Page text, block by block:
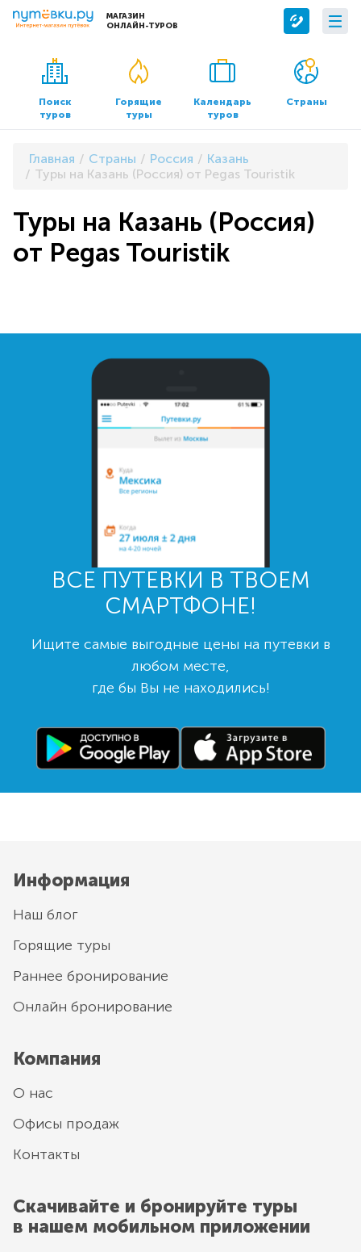
МАГАЗИН
ОНЛАЙН-ТУРОВ
Сервисы
Бронирование отелей
Трансфер
О компании
О нас
Контакты
Документы и реквизиты
Поиск
туров
Горящие
туры
Календарь
туров
Страны
Главная Страны Россия
Казань
Туры на Казань (Россия) от Pegas Touristik
Туры на Казань (Россия)
от Pegas Touristik
ВСЕ ПУТЕВКИ В ТВОЕМ
СМАРТФОНЕ!
Ищите самые выгодные цены на путевки в
любом месте,
где бы Вы не находились!
Информация
Наш блог
Горящие туры
Раннее бронирование
Онлайн бронирование
Компания
О нас
Офисы продаж
Контакты
Скачивайте и бронируйте туры
в нашем мобильном приложении